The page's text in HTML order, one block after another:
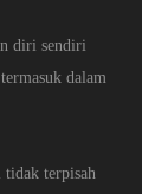
diri sendiri
dalam
tidak terpisah